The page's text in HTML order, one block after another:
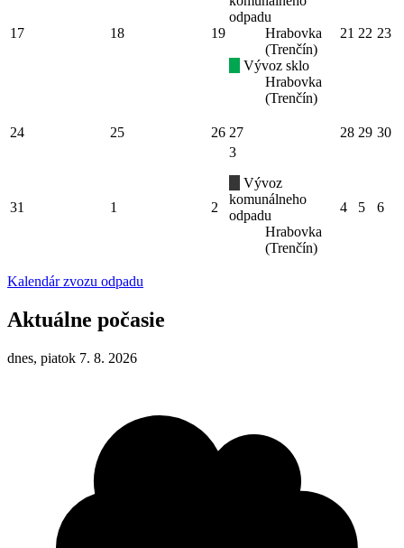
17 18 19
odpadu
Hrabovka
(Trenčín)
Vývoz sklo
Hrabovka
(Trenčín)
21 22 23
24 25 26 27 28 29 30
31 1 2
3
Vývoz
komunálneho
odpadu
Hrabovka
(Trenčín)
4 5 6
Kalendár zvozu odpadu
Aktuálne počasie
dnes, piatok 7. 8. 2026